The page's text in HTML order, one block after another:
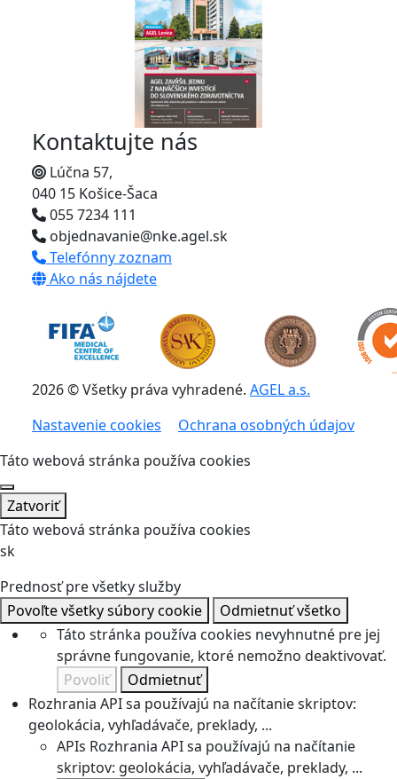
Kontaktujte nás
Lúčna 57,
040 15 Košice-Šaca
055 7234 111
objednavanie@nke.agel.sk
Telefónny zoznam
Ako nás nájdete
2026 © Všetky práva vyhradené. AGEL a.s.
Nastavenie cookies
Ochrana osobných údajov
Táto webová stránka používa cookies
Zatvoriť
Táto webová stránka používa cookies
sk
Prednosť pre všetky služby
Povoľte všetky súbory cookie
Odmietnuť všetko
Táto stránka používa cookies nevyhnutné pre jej
správne fungovanie, ktoré nemožno deaktivovať.
Povoliť
Odmietnuť
Rozhrania API sa používajú na načítanie skriptov:
geolokácia, vyhľadávače, preklady, ...
APIs Rozhrania API sa používajú na načítanie
skriptov: geolokácia, vyhľadávače, preklady, ...